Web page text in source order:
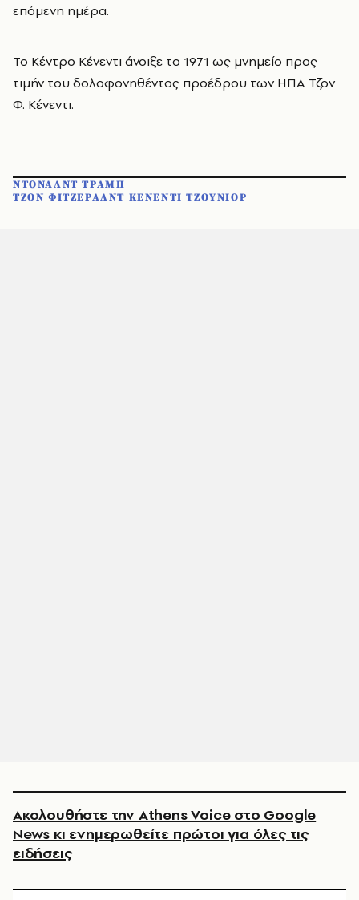
επόμενη ημέρα.
Το Κέντρο Κένεντι άνοιξε το 1971 ως μνημείο προς
τιμήν του δολοφονηθέντος προέδρου των ΗΠΑ Τζον
Φ. Κένεντι.
ΝΤΟΝΑΛΝΤ ΤΡΑΜΠ
ΤΖΟΝ ΦΙΤΖΕΡΑΛΝΤ ΚΕΝΕΝΤΙ ΤΖΟΥΝΙΟΡ
Ακολουθήστε την Athens Voice στο Google
News κι ενημερωθείτε πρώτοι για όλες τις
ειδήσεις